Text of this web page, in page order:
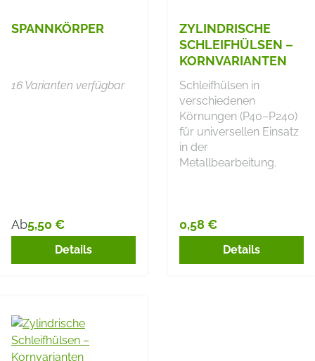
SPANNKÖRPER
16 Varianten verfügbar
Regulärer Preis:
Ab5,50 €
Details
ZYLINDRISCHE
SCHLEIFHÜLSEN –
KORNVARIANTEN
Schleifhülsen in
verschiedenen
Körnungen (P40–P240)
für universellen Einsatz
in der
Metallbearbeitung.
Regulärer Preis:
0,58 €
Details